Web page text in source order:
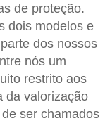
de proteção.
dois modelos e
dos nossos
nós um
restrito aos
da valorização
ser chamados